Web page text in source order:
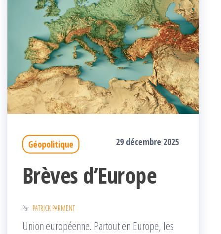
Géopolitique 29 décembre 2025
Brèves d’Europe
Par PATRICK PARMENT
Union européenne. Partout en Europe, les